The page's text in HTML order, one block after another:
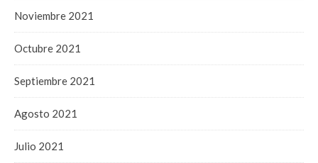
Noviembre 2021
Octubre 2021
Septiembre 2021
Agosto 2021
Julio 2021